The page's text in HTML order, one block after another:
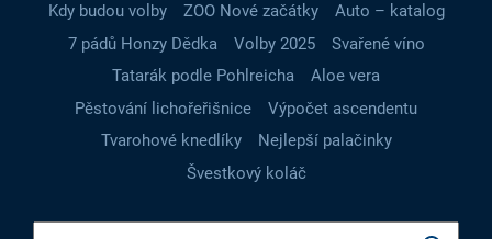
Kdy budou volby
ZOO Nové začátky
Auto – katalog
7 pádů Honzy Dědka
Volby 2025
Svařené víno
Tatarák podle Pohlreicha
Aloe vera
Pěstování lichořeřišnice
Výpočet ascendentu
Tvarohové knedlíky
Nejlepší palačinky
Švestkový koláč